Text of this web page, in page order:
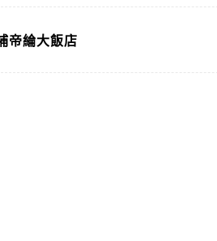
帝綸大飯店